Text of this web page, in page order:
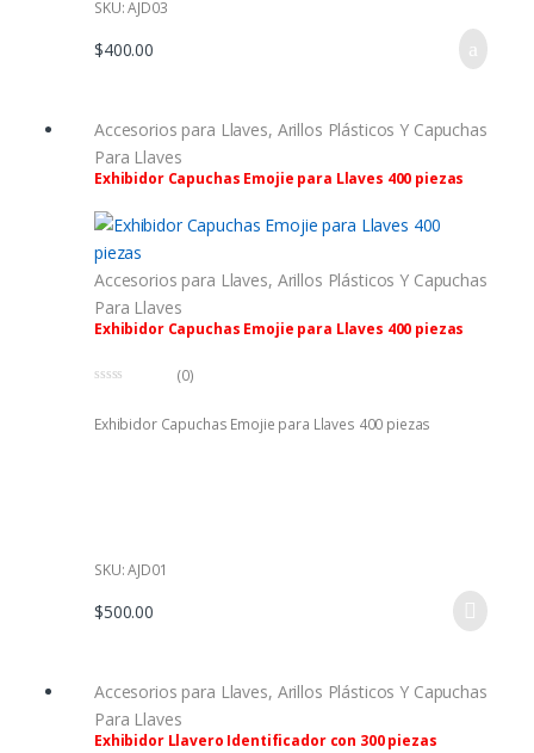
SKU: AJD03
$400.00
Accesorios para Llaves, Arillos Plásticos Y Capuchas
Para Llaves
Exhibidor Capuchas Emojie para Llaves 400 piezas
Accesorios para Llaves, Arillos Plásticos Y Capuchas
Para Llaves
Exhibidor Capuchas Emojie para Llaves 400 piezas
u
(0)
Exhibidor Capuchas Emojie para Llaves 400 piezas
SKU: AJD01
$500.00
Accesorios para Llaves, Arillos Plásticos Y Capuchas
Para Llaves
Exhibidor Llavero Identificador con 300 piezas